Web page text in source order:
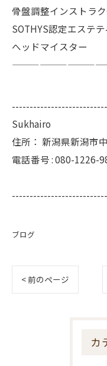
骨盤調整インストラ
SOTHYS認定エステ
へッドマイスター
Sukhairo
住所： 新潟県新潟市
電話番号 :080-1226-
ブログ
< 前のページ
カ